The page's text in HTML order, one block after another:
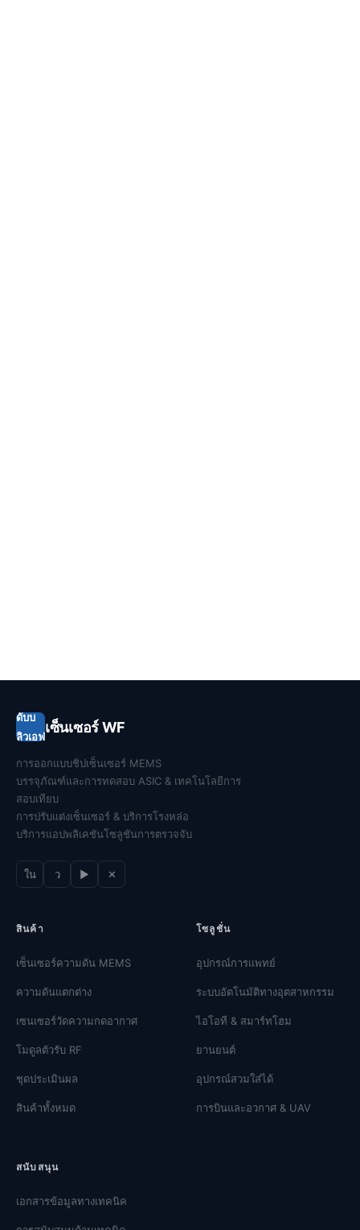
ดับบ
ลิวเอฟ
เซ็นเซอร์ WF
การออกแบบชิปเซ็นเซอร์ MEMS
บรรจุภัณฑ์และการทดสอบ ASIC & เทคโนโลยีการ
สอบเทียบ
การปรับแต่งเซ็นเซอร์ & บริการโรงหล่อ
บริการแอปพลิเคชันโซลูชันการตรวจจับ
ใน ว ▶ ✕
สินค้า
เซ็นเซอร์ความดัน MEMS
ความดันแตกต่าง
เซนเซอร์วัดความกดอากาศ
โมดูลตัวรับ RF
ชุดประเมินผล
สินค้าทั้งหมด
โซลูชั่น
อุปกรณ์การแพทย์
ระบบอัตโนมัติทางอุตสาหกรรม
ไอโอที & สมาร์ทโฮม
ยานยนต์
อุปกรณ์สวมใส่ได้
การบินและอวกาศ & UAV
สนับสนุน
เอกสารข้อมูลทางเทคนิค